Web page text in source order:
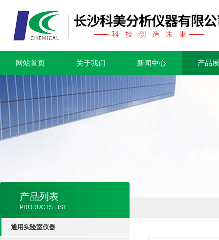
网站首页 关于我们 新闻中心 产品
产品列表
PRODUCTS LIST
通用实验室仪器